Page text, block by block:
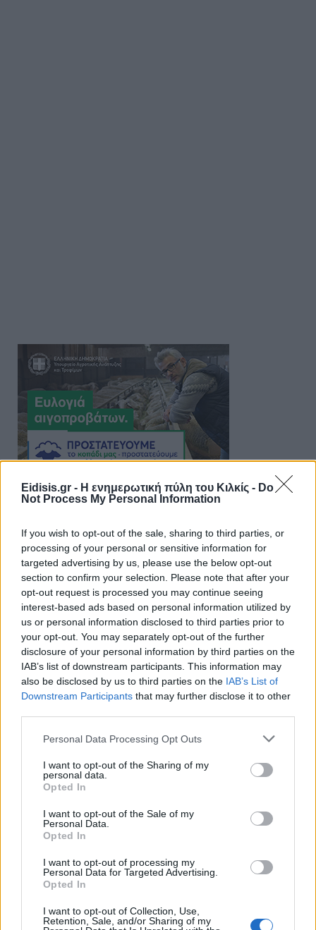
Eidisis.gr - Η ενημερωτική πύλη του Κιλκίς - Do
Not Process My Personal Information
If you wish to opt-out of the sale, sharing to third parties, or
processing of your personal or sensitive information for
targeted advertising by us, please use the below opt-out
section to confirm your selection. Please note that after your
opt-out request is processed you may continue seeing
interest-based ads based on personal information utilized by
us or personal information disclosed to third parties prior to
your opt-out. You may separately opt-out of the further
disclosure of your personal information by third parties on the
IAB’s list of downstream participants. This information may
also be disclosed by us to third parties on the IAB’s List of
Downstream Participants that may further disclose it to other
Personal Data Processing Opt Outs
I want to opt-out of the Sharing of my
personal data.
Opted In
I want to opt-out of the Sale of my
Personal Data.
Opted In
I want to opt-out of processing my
Personal Data for Targeted Advertising.
Opted In
I want to opt-out of Collection, Use,
Retention, Sale, and/or Sharing of my
Πρωινή